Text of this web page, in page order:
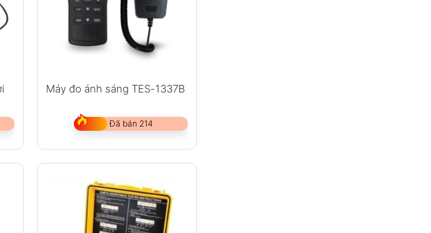
Máy đo ánh sáng TES-1337B
Đã bán 214